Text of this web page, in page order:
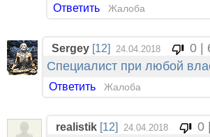
Ответить Жалоба
Sergey [12] 24.04.2018
0 |
Специалист при любой
Ответить Жалоба
realistik [12] 24.04.2018
0